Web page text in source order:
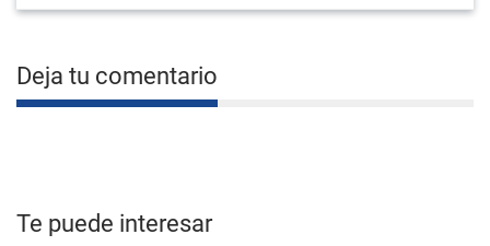
Deja tu comentario
Te puede interesar